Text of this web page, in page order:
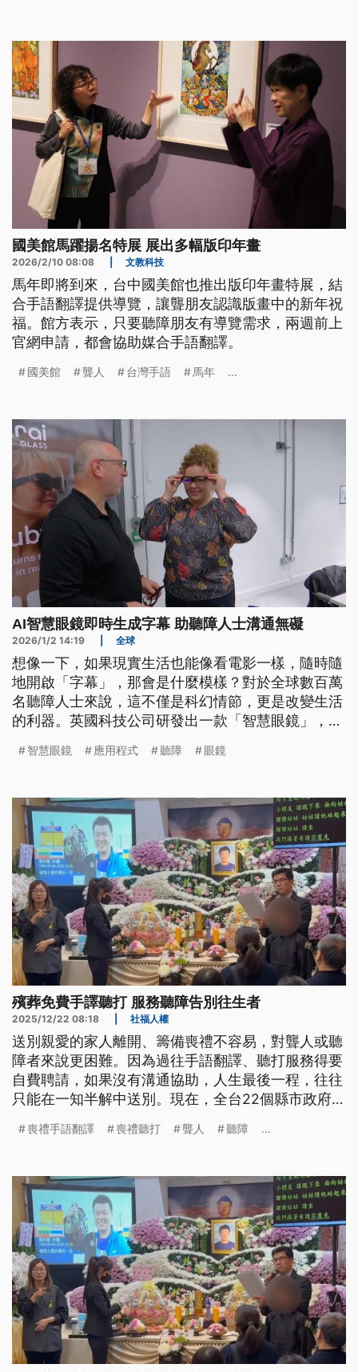
國美館馬躍揚名特展 展出多幅版印年畫
2026/2/10 08:08 文教科技
馬年即將到來，台中國美館也推出版印年畫特展，結
合手語翻譯提供導覽，讓聾朋友認識版畫中的新年祝
福。館方表示，只要聽障朋友有導覽需求，兩週前上
官網申請，都會協助媒合手語翻譯。
國美館 聾人 台灣手語 馬年 ...
AI智慧眼鏡即時生成字幕 助聽障人士溝通無礙
2026/1/2 14:19 全球
想像一下，如果現實生活也能像看電影一樣，隨時隨
地開啟「字幕」，那會是什麼模樣？對於全球數百萬
名聽障人士來說，這不僅是科幻情節，更是改變生活
的利器。英國科技公司研發出一款「智慧眼鏡」，它
片上，讓溝通不再有阻礙。
智慧眼鏡 應用程式 聽障 眼鏡
殯葬免費手譯聽打 服務聽障告別往生者
2025/12/22 08:18 社福人權
送別親愛的家人離開、籌備喪禮不容易，對聾人或聽
障者來說更困難。因為過往手語翻譯、聽打服務得要
自費聘請，如果沒有溝通協助，人生最後一程，往往
只能在一知半解中送別。現在，全台22個縣市政府已
者終於能夠好好說再見。
喪禮手語翻譯 喪禮聽打 聾人 聽障 ...